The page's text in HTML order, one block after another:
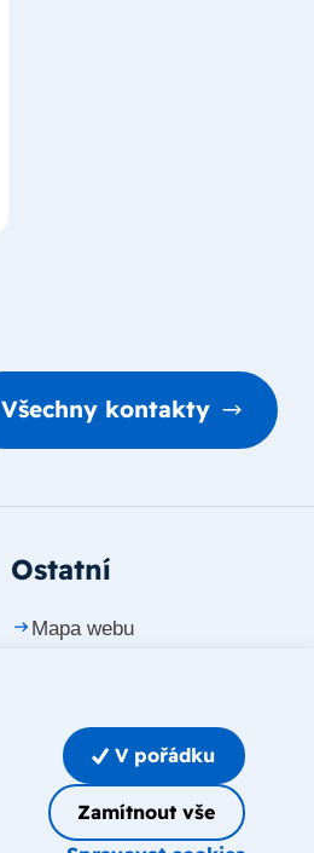
Všechny kontakty
Ostatní
Mapa webu
Whistleblowing
Upravit nastavení cookies
Zamítnout vše
V pořádku